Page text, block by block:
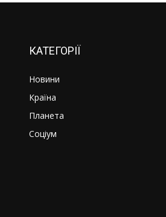
КАТЕГОРІЇ
Новини
Країна
Планета
Соціум